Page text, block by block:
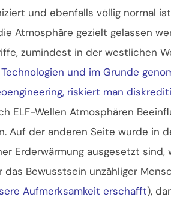
und ebenfalls völlig normal
Atmosphäre gezielt gelassen
zumindest in der westlichen
und im Grunde
riskiert man
ELF-Wellen Atmosphären
Auf der anderen Seite wurde in
Erderwärmung ausgesetzt
das Bewusstsein unzähliger
Aufmerksamkeit erschafft),